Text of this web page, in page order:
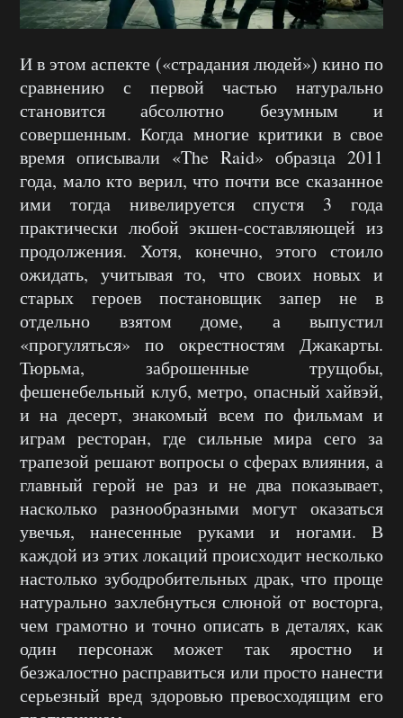
И в этом аспекте («страдания людей») кино по
сравнению с первой частью натурально
становится абсолютно безумным и
совершенным. Когда многие критики в свое
время описывали «The Raid» образца 2011
года, мало кто верил, что почти все сказанное
ими тогда нивелируется спустя 3 года
практически любой экшен-составляющей из
продолжения. Хотя, конечно, этого стоило
ожидать, учитывая то, что своих новых и
старых героев постановщик запер не в
отдельно взятом доме, а выпустил
«прогуляться» по окрестностям Джакарты.
Тюрьма, заброшенные трущобы,
фешенебельный клуб, метро, опасный хайвэй,
и на десерт, знакомый всем по фильмам и
играм ресторан, где сильные мира сего за
трапезой решают вопросы о сферах влияния, а
главный герой не раз и не два показывает,
насколько разнообразными могут оказаться
увечья, нанесенные руками и ногами. В
каждой из этих локаций происходит несколько
настолько зубодробительных драк, что проще
натурально захлебнуться слюной от восторга,
чем грамотно и точно описать в деталях, как
один персонаж может так яростно и
безжалостно расправиться или просто нанести
серьезный вред здоровью превосходящим его